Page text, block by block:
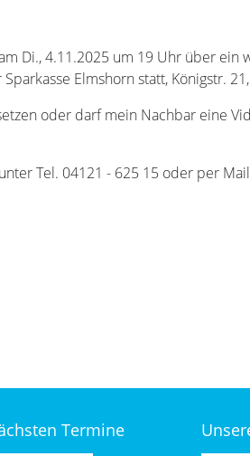
Di., 4.11.2025 um 19 Uhr über ein
Elmshorn statt, Königstr.
oder darf mein Nachbar eine
Tel. 04121 - 625 15 oder per
Termine